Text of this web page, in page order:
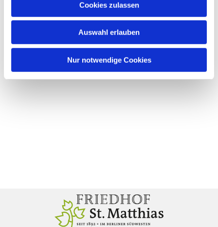
Cookies zulassen
Auswahl erlauben
Nur notwendige Cookies